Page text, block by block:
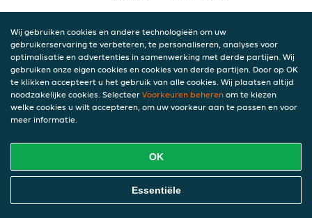
Wij gebruiken cookies en andere technologieën om uw
gebruikerservaring te verbeteren, te personaliseren, analyses voor
optimalisatie en advertenties in samenwerking met derde partijen. Wij
gebruiken onze eigen cookies en cookies van derde partijen. Door op OK
te klikken accepteert u het gebruik van alle cookies. Wij plaatsen altijd
noodzakelijke cookies. Selecteer Voorkeuren beheren om te kiezen
welke cookies u wilt accepteren, om uw voorkeur aan te passen en voor
meer informatie.
OK
Essentiële